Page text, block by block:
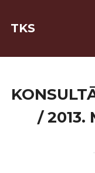
TKS
/ 2013.